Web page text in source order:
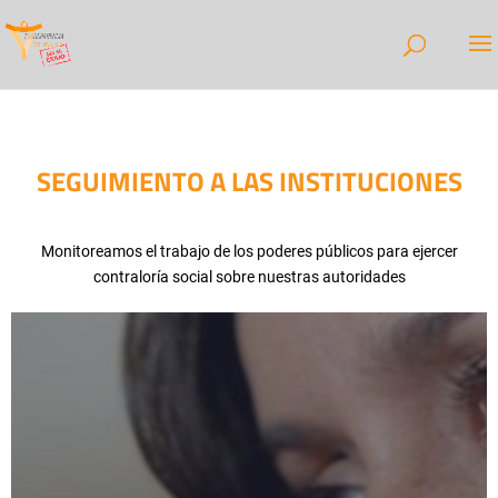
SEGUIMIENTO A LAS INSTITUCIONES
Monitoreamos el trabajo de los poderes públicos para ejercer
contraloría social sobre nuestras autoridades